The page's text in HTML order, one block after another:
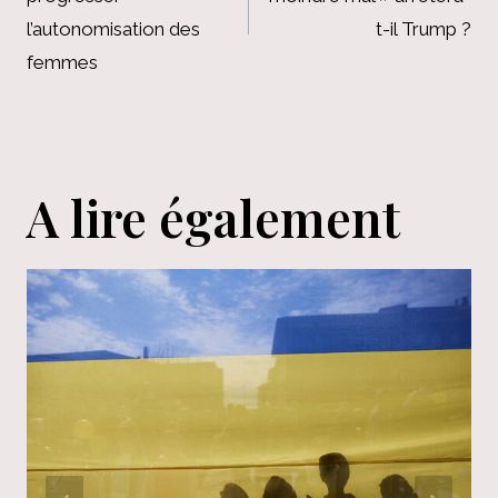
l’article
l’autonomisation des
femmes
t-il Trump ?
A lire également